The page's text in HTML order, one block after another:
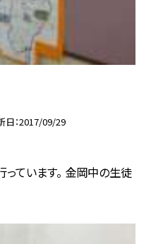
日 2017/09/29
ています。 金岡中の生徒